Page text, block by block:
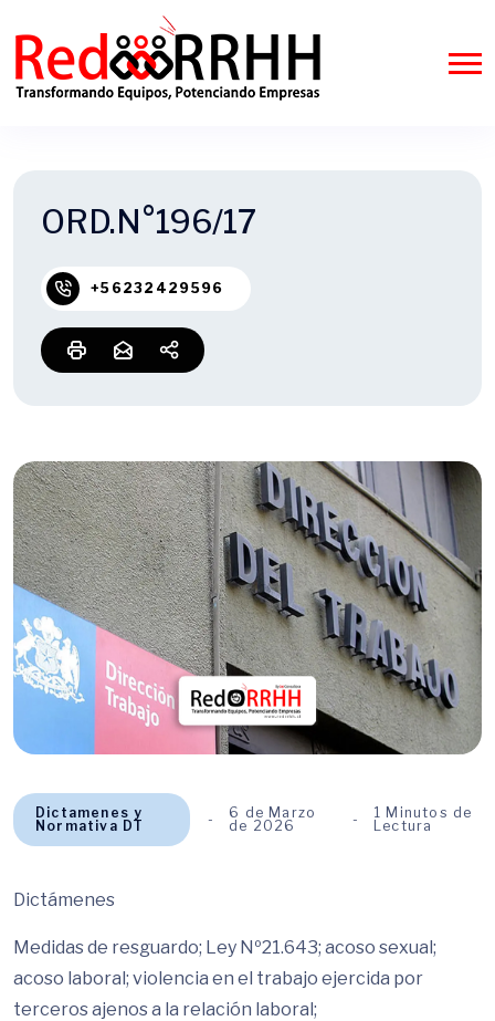
ORD.N°196/17
+56232429596
Dictamenes y
Normativa DT
6 de Marzo
de 2026
1 Minutos de
Lectura
Dictámenes
Medidas de resguardo; Ley Nº21.643; acoso sexual;
acoso laboral; violencia en el trabajo ejercida por
terceros ajenos a la relación laboral;